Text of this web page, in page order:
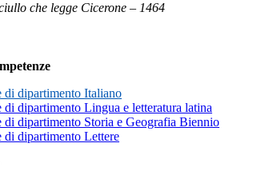
che legge Cicerone – 1464
di dipartimento Italiano
di dipartimento Lingua e letteratura latina
di dipartimento Storia e Geografia Biennio
di dipartimento Lettere